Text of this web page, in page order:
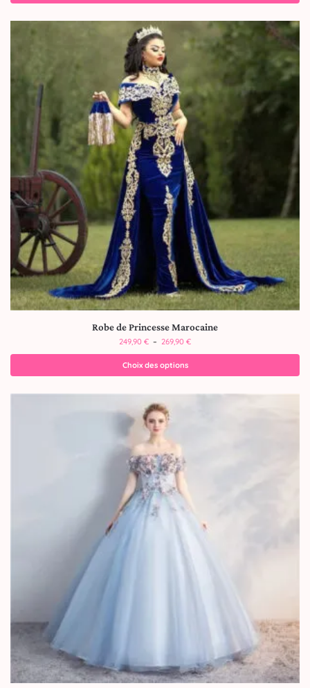
Robe de Princesse Marocaine
249,90 € – 269,90 €
Choix des options